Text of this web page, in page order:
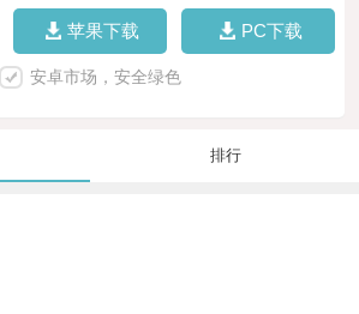
苹果下载 PC下载
安卓市场，安全绿色
排行